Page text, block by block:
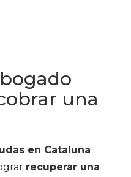
una
en Cataluña
recuperar una